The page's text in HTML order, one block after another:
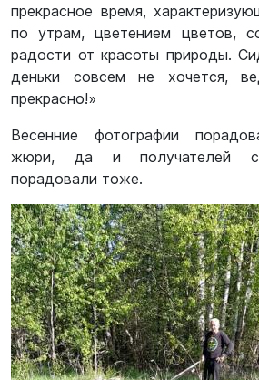
прекрасное время,
по утрам, цветением цветов,
радости от красоты природы.
деньки совсем не хочется,
прекрасно!»
Весенние фотографии
жюри, да и получателей
порадовали тоже.